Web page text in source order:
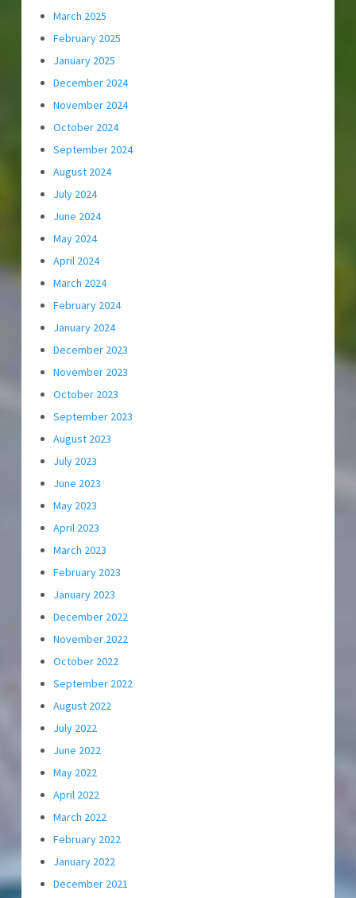
March 2025
February 2025
January 2025
December 2024
November 2024
October 2024
September 2024
August 2024
July 2024
June 2024
May 2024
April 2024
March 2024
February 2024
January 2024
December 2023
November 2023
October 2023
September 2023
August 2023
July 2023
June 2023
May 2023
April 2023
March 2023
February 2023
January 2023
December 2022
November 2022
October 2022
September 2022
August 2022
July 2022
June 2022
May 2022
April 2022
March 2022
February 2022
January 2022
December 2021